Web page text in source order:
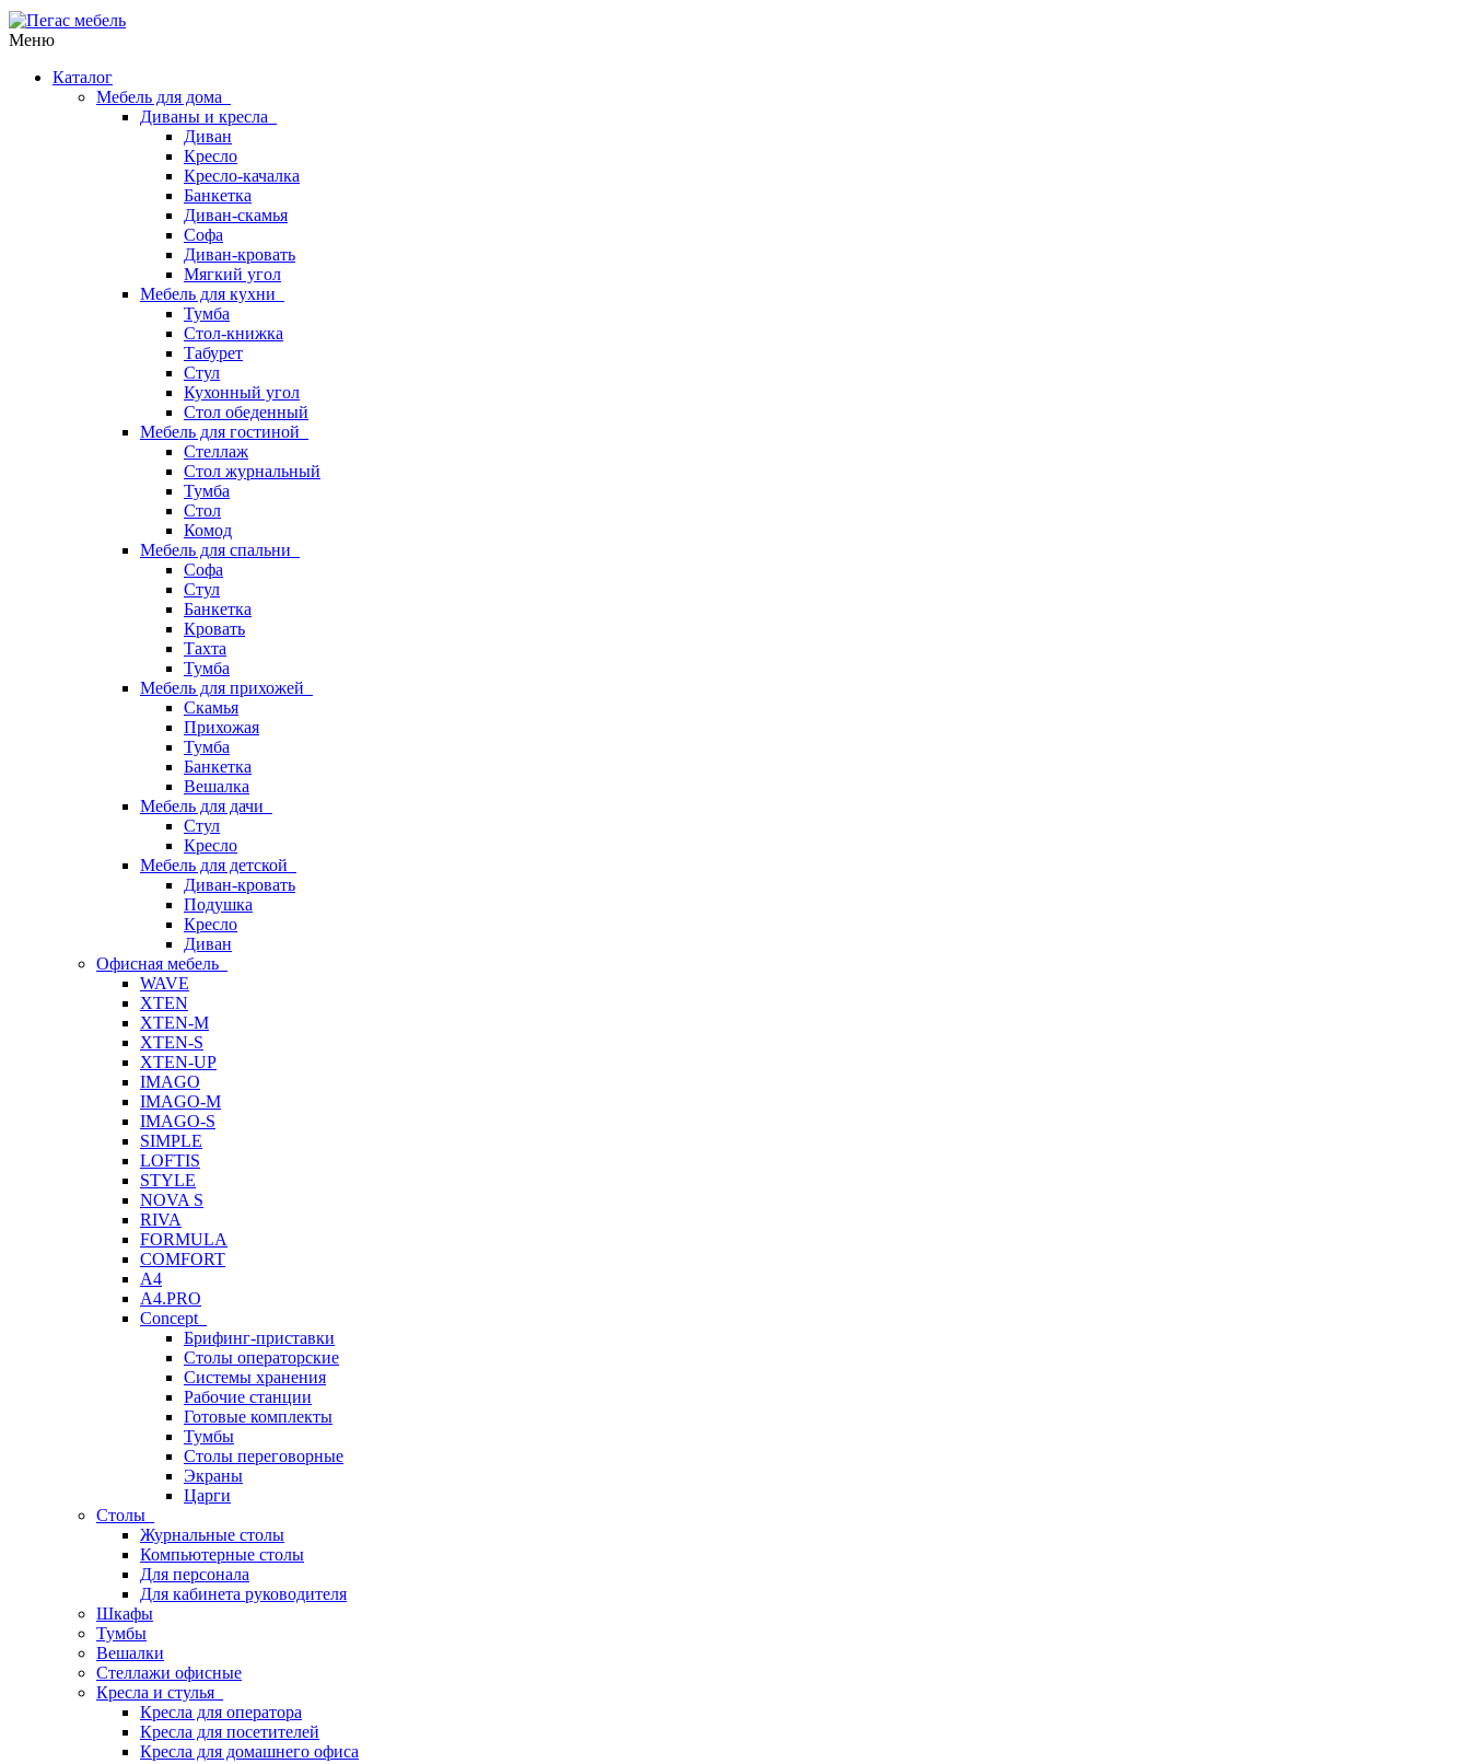
Меню
Каталог
Мебель для дома
Диваны и кресла
Диван
Кресло
Кресло-качалка
Банкетка
Диван-скамья
Софа
Диван-кровать
Мягкий угол
Мебель для кухни
Тумба
Стол-книжка
Табурет
Стул
Кухонный угол
Стол обеденный
Мебель для гостиной
Стеллаж
Стол журнальный
Тумба
Стол
Комод
Мебель для спальни
Софа
Стул
Банкетка
Кровать
Тахта
Тумба
Мебель для прихожей
Скамья
Прихожая
Тумба
Банкетка
Вешалка
Мебель для дачи
Стул
Кресло
Мебель для детской
Диван-кровать
Подушка
Кресло
Диван
Офисная мебель
WAVE
XTEN
XTEN-M
XTEN-S
XTEN-UP
IMAGO
IMAGO-M
IMAGO-S
SIMPLE
LOFTIS
STYLE
NOVA S
RIVA
FORMULA
COMFORT
A4
A4.PRO
Concept
Брифинг-приставки
Столы операторские
Системы хранения
Рабочие станции
Готовые комплекты
Тумбы
Столы переговорные
Экраны
Царги
Столы
Журнальные столы
Компьютерные столы
Для персонала
Для кабинета руководителя
Шкафы
Тумбы
Вешалки
Стеллажи офисные
Кресла и стулья
Кресла для оператора
Кресла для посетителей
Кресла для домашнего офиса